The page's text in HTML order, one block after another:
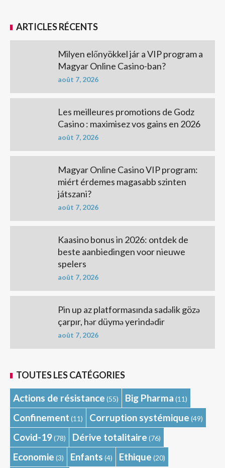
ARTICLES RÉCENTS
Milyen előnyökkel jár a VIP program a
Magyar Online Casino-ban?
août 7, 2026
Les meilleures promotions de Godz
Casino : maximisez vos gains en 2026
août 7, 2026
Magyar Online Casino VIP program:
miért érdemes magasabb szinten
játszani?
août 7, 2026
Kaasino bonus in 2026: ontdek de
beste aanbiedingen voor nieuwe
spelers
août 7, 2026
Pin up az platformasında sadəlik gözə
çarpır, hər düymə yerindədir
août 7, 2026
TOUTES LES CATÉGORIES
Actions de résistance (55) Big Pharma (11)
Confinement (11) Corruption systémique (49)
Covid-19(78) Dérive totalitaire (76)
Economie (3) Enfants (4) Ethique (20)